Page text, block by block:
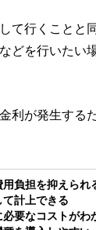
て行くことと
どを行いたい
利が発生する
用負担を抑えられ
て計上できる
必要なコストがわ